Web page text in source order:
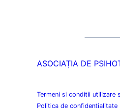
ASOCIAȚIA DE
Termeni si conditii utilizare
Politica de confidentialitate